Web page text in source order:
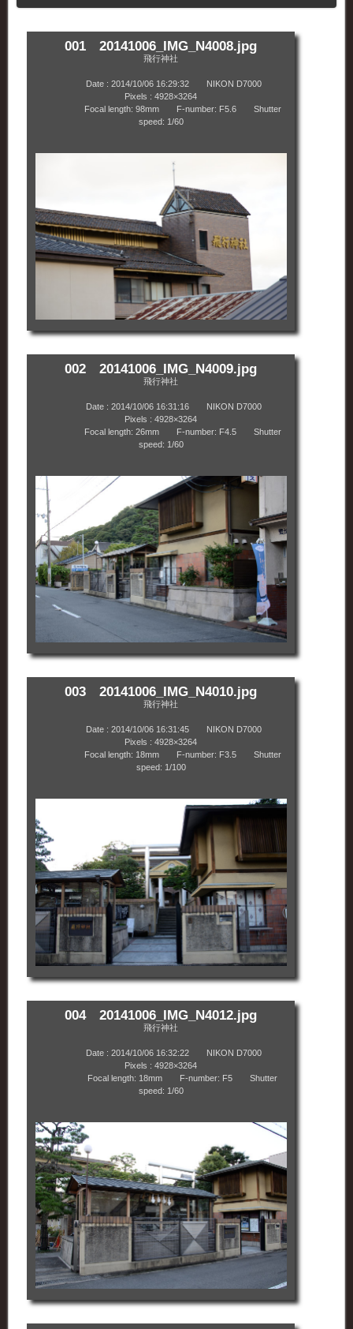
001 20141006_IMG_N4008.jpg
飛行神社
Date : 2014/10/06 16:29:32 NIKON D7000
Pixels : 4928×3264
Focal length: 98mm F-number: F5.6 Shutter
speed: 1/60
002 20141006_IMG_N4009.jpg
飛行神社
Date : 2014/10/06 16:31:16 NIKON D7000
Pixels : 4928×3264
Focal length: 26mm F-number: F4.5 Shutter
speed: 1/60
003 20141006_IMG_N4010.jpg
飛行神社
Date : 2014/10/06 16:31:45 NIKON D7000
Pixels : 4928×3264
Focal length: 18mm F-number: F3.5 Shutter
speed: 1/100
004 20141006_IMG_N4012.jpg
飛行神社
Date : 2014/10/06 16:32:22 NIKON D7000
Pixels : 4928×3264
Focal length: 18mm F-number: F5 Shutter
speed: 1/60